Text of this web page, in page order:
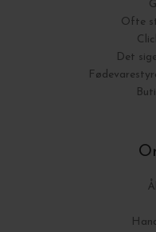
Ofte
Det